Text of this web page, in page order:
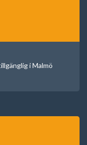
i Malmö